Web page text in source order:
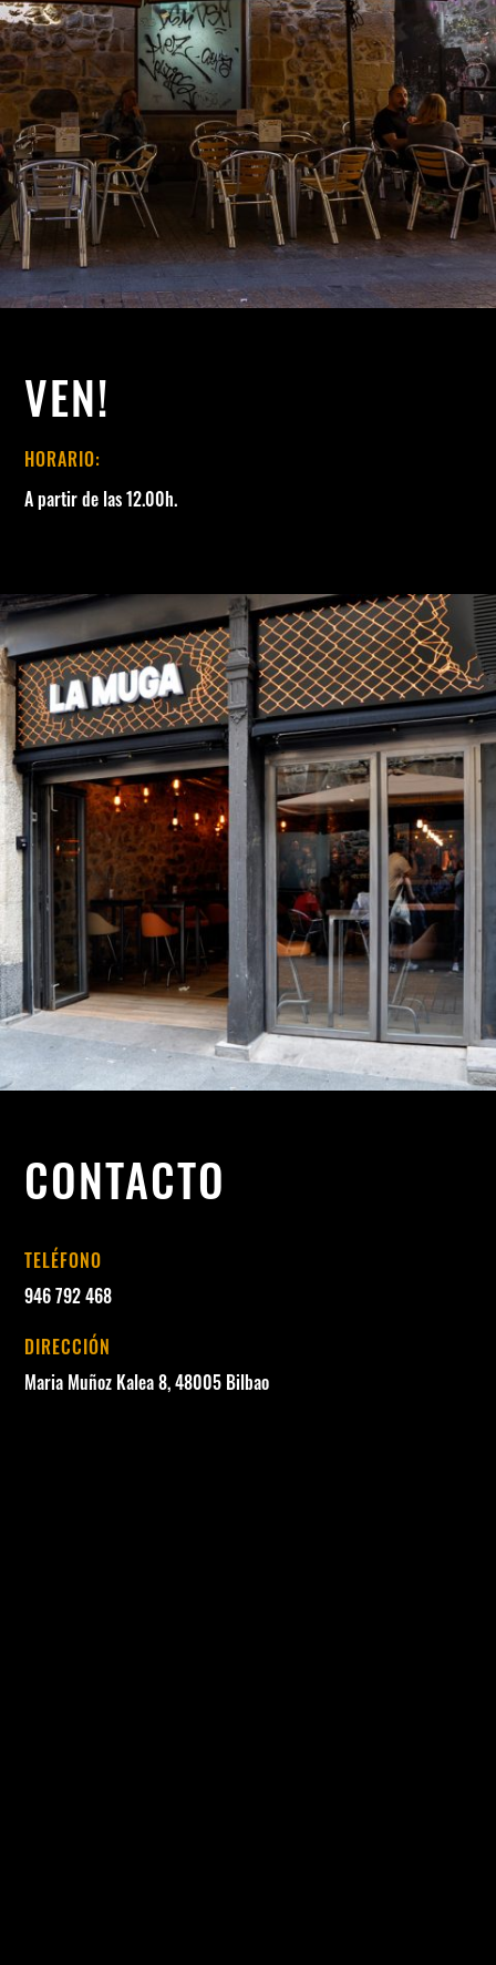
VEN!
HORARIO:
A partir de las 12.00h.
CONTACTO
TELÉFONO
946 792 468
DIRECCIÓN
Maria Muñoz Kalea 8, 48005 Bilbao